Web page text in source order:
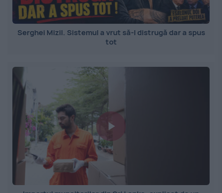
Serghei Mizil. Sistemul a vrut să-l distrugă dar a spus
tot